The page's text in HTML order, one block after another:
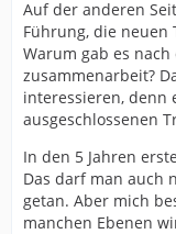
Auf der anderen
Führung, die neuen
Warum gab es
zusammenarbeit?
interessieren, denn
ausgeschlossenen
In den 5 Jahren
Das darf man auch
getan. Aber mich
manchen Ebenen